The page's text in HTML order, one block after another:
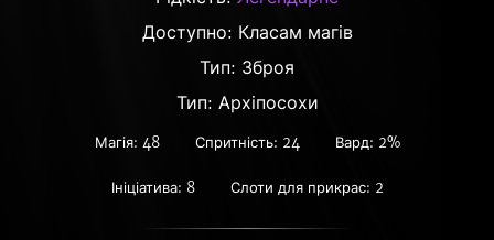
Доступно: Класам магів
Тип: Зброя
Тип: Архіпосохи
Магія: 48 Спритність: 24 Вард: 2%
Ініціатива: 8 Слоти для прикрас: 2